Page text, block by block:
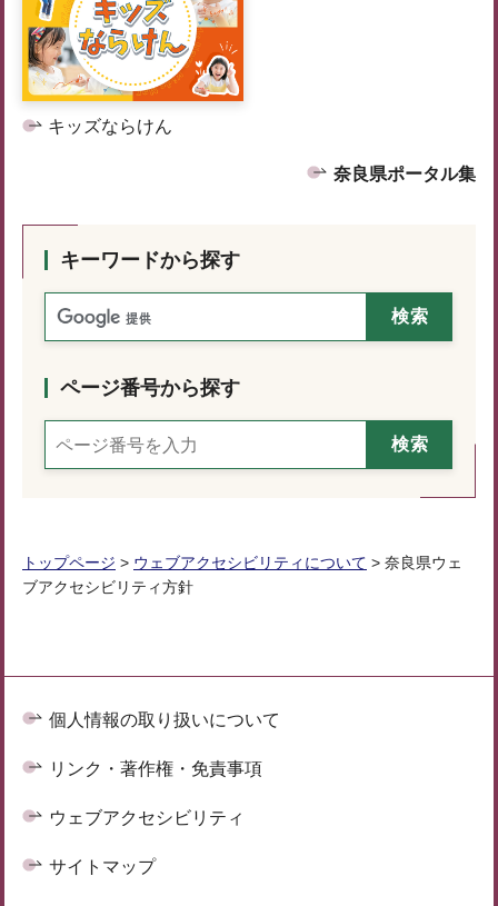
キッズならけん
奈良県ポータル集
キーワードから探す
ページ番号から探す
トップページ > ウェブアクセシビリティについて > 奈良県ウェ
ブアクセシビリティ方針
個人情報の取り扱いについて
リンク・著作権・免責事項
ウェブアクセシビリティ
サイトマップ